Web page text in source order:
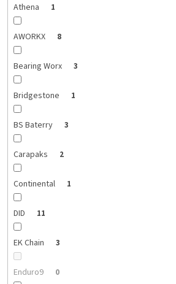
Athena 1
AWORKX 8
Bearing Worx 3
Bridgestone 1
BS Baterry 3
Carapaks 2
Continental 1
DID 11
EK Chain 3
Enduro9 0